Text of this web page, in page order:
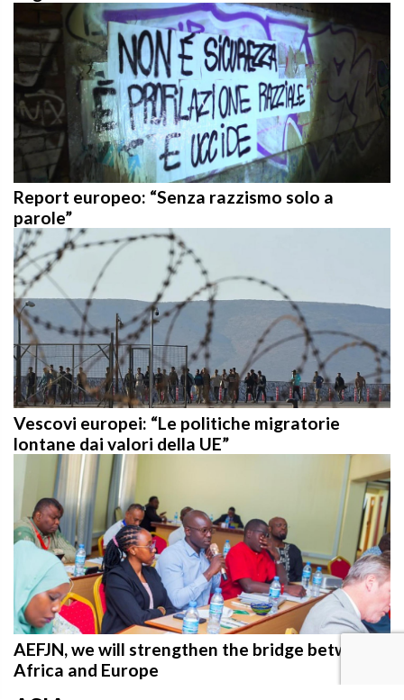
Report europeo: “Senza razzismo solo a
parole”
Vescovi europei: “Le politiche migratorie
lontane dai valori della UE”
AEFJN, we will strengthen the bridge between
Africa and Europe